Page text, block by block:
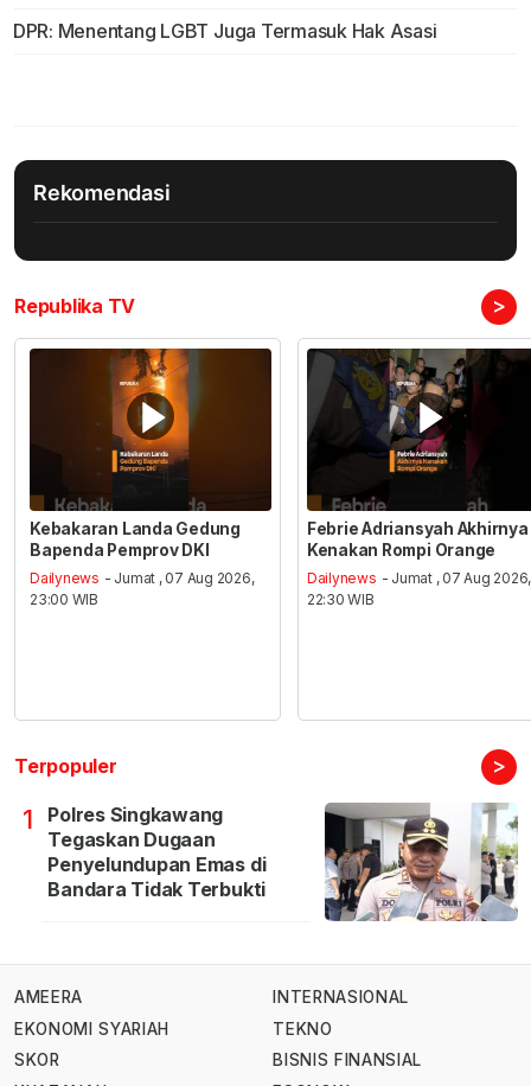
DPR: Menentang LGBT Juga Termasuk Hak Asasi
Rekomendasi
Republika TV >
Kebakaran Landa Gedung
Bapenda Pemprov DKI
Dailynews - Jumat , 07 Aug 2026,
23:00 WIB
Febrie Adriansyah Akhirnya
Kenakan Rompi Orange
Dailynews - Jumat , 07 Aug 2026,
22:30 WIB
Terpopuler >
1
Polres Singkawang
Tegaskan Dugaan
Penyelundupan Emas di
Bandara Tidak Terbukti
AMEERA
EKONOMI SYARIAH
SKOR
INTERNASIONAL
TEKNO
BISNIS FINANSIAL